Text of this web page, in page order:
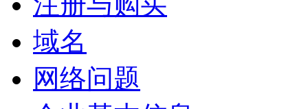
域名
网络问题